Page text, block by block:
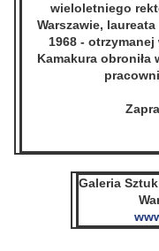
wieloletniego
Warszawie,
1968 - otrzymanej
Kamakura obroniła
Galeria